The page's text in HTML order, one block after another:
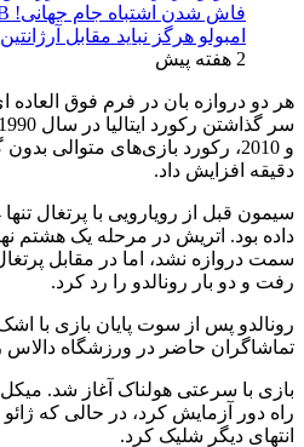
امبولو هرگز نباید مقابل
2 هفته پیش
هر دو دروازه بان در فرم فوق العاده
دقیقه افزایش داد.
داده بود. اتریش در مرحله یک هشتم
سمت دروازه نشد، اما در مقابل
رفت و دو بار رونالدو را رد کرد.
رونالدو پس از سوت پایان بازی با
تماشاگران حاضر در ورزشگاه دالاس
بازی با سرعتی هولناک آغاز شد. میکل
راه دور آزمایش کرد، در حالی که ژائو
انتهای دیگر شلیک کرد.